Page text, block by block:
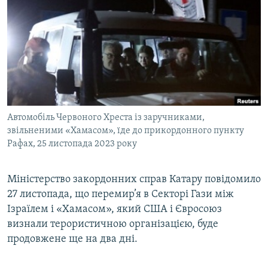
СПЕЦПРОЕКТИ
ДЕПОРТАЦІЯ
ВІДЕОУРОКИ «ELIFBE»
СВІДЧЕННЯ ОКУПАЦІЇ
УКРАЇНСЬКА ПРОБЛЕМА КРИМУ
ІНФОГРАФІКА
ЯК ОБІЙТИ БЛОКУВАННЯ
Русский
Qırımtatar
ДОЛУЧАЙСЯ!
Усі сайти RFE/RL
Автомобіль Червоного Хреста із заручниками,
звільненими «Хамасом», їде до прикордонного пункту
Рафах, 25 листопада 2023 року
Міністерство закордонних справ Катару повідомило
27 листопада, що перемир’я в Секторі Гази між
Ізраїлем і «Хамасом», який США і Євросоюз
визнали терористичною організацією, буде
продовжене ще на два дні.